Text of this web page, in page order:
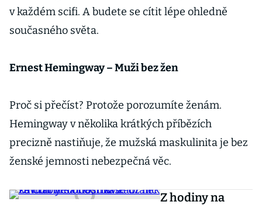
v každém scifi. A budete se cítit lépe ohledně
současného světa.
Ernest Hemingway – Muži bez žen
Proč si přečíst? Protože porozumíte ženám.
Hemingway v několika krátkých příbězích
precizně nastiňuje, že mužská maskulinita je bez
ženské jemnosti nebezpečná věc.
Z hodiny na